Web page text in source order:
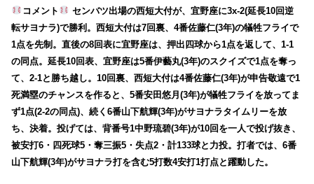
コメント
センバツ出場の西短大付が、宜野座に3x-2(延長10回逆
転サヨナラ)で勝利。西短大付は7回裏、4番佐藤仁(3年)の犠牲フライで
1点を先制。直後の8回表に宜野座は、押出四球から1点を返して、1-1
の同点。延長10回表、宜野座は5番伊藝丸(3年)のスクイズで1点を奪っ
て、2-1と勝ち越し。10回裏、西短大付は4番佐藤仁(3年)が申告敬遠で1
死満塁のチャンスを作ると、5番安田悠月(3年)が犠牲フライを放ってま
ず1点(2-2の同点)、続く6番山下航輝(3年)がサヨナラタイムリーを放
ち、決着。投げては、背番号1中野琉碧(3年)が10回を一人で投げ抜き、
被安打6・四死球5・奪三振5・失点2・計133球と力投。打者では、6番
山下航輝(3年)がサヨナラ打を含む5打数4安打1打点と躍動した。